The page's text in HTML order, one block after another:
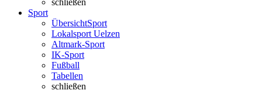
schließen
Sport
ÜbersichtSport
Lokalsport Uelzen
Altmark-Sport
IK-Sport
Fußball
Tabellen
schließen